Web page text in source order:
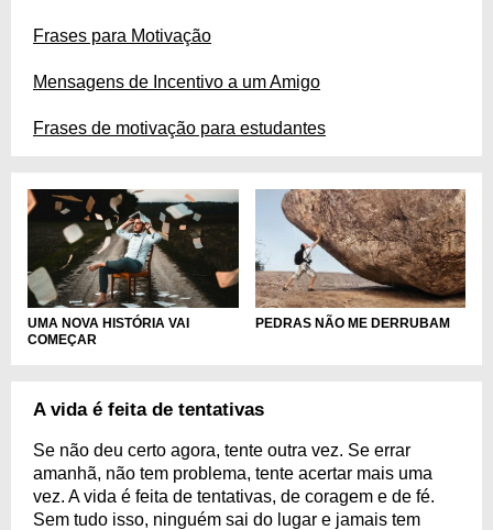
Frases para Motivação
Mensagens de Incentivo a um Amigo
Frases de motivação para estudantes
UMA NOVA HISTÓRIA VAI
COMEÇAR
PEDRAS NÃO ME DERRUBAM
A vida é feita de tentativas
Se não deu certo agora, tente outra vez. Se errar
amanhã, não tem problema, tente acertar mais uma
vez. A vida é feita de tentativas, de coragem e de fé.
Sem tudo isso, ninguém sai do lugar e jamais tem